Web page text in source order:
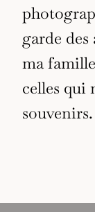
garde
ma
celles qui
souvenirs.